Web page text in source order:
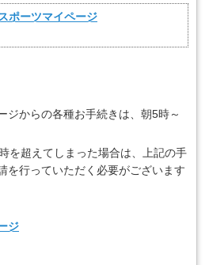
ポーツマイページ
ジからの各種お手続きは、朝5時～
を超えてしまった場合は、上記の手
を行っていただく必要がございます
ジ